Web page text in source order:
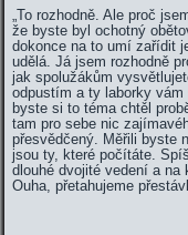
„To rozhodně. Ale proč
že byste byl ochotný
dokonce na to umí zařídit
udělá. Já jsem rozhodně
jak spolužákům
odpustím a ty laborky
byste si to téma chtěl
tam pro sebe nic
přesvědčený. Měřili byste
jsou ty, které počítáte.
dlouhé dvojité vedení a
Ouha, přetahujeme